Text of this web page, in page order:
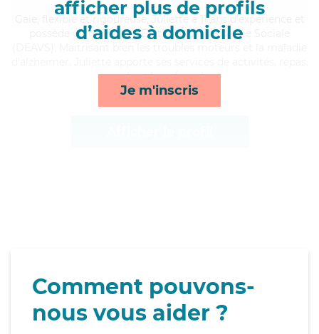
afficher plus de profils
d’aides à domicile
Je m'inscris
, flexible et rigoureuse, Juliette a 11 ans d'expérience et
possède un diplôme d'État d'Auxiliaire de Vie Sociale
rappels et lever/coucher*
Comment pouvons-
nous vous aider ?